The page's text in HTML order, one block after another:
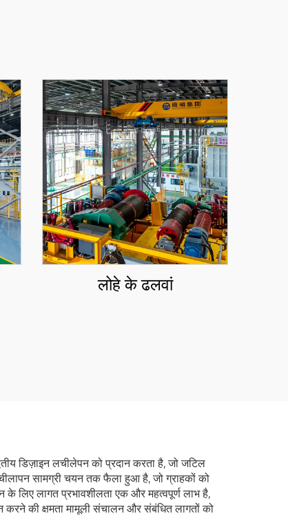
लोहे के ढलवां
डिज़ाइन लचीलेपन को प्रदान करता है, जो जटिल
सामग्री चयन तक फैला हुआ है, जो ग्राहकों को
लिए लागत प्रभावशीलता एक और महत्वपूर्ण लाभ है,
की क्षमता मामूली संचालन और संबंधित लागतों को